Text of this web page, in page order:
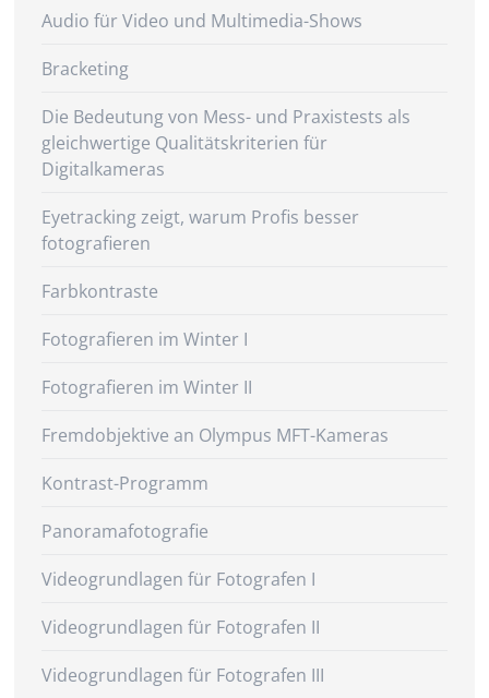
Audio für Video und Multimedia-Shows
Bracketing
Die Bedeutung von Mess- und Praxistests als
gleichwertige Qualitätskriterien für
Digitalkameras
Eyetracking zeigt, warum Profis besser
fotografieren
Farbkontraste
Fotografieren im Winter I
Fotografieren im Winter II
Fremdobjektive an Olympus MFT-Kameras
Kontrast-Programm
Panoramafotografie
Videogrundlagen für Fotografen I
Videogrundlagen für Fotografen II
Videogrundlagen für Fotografen III